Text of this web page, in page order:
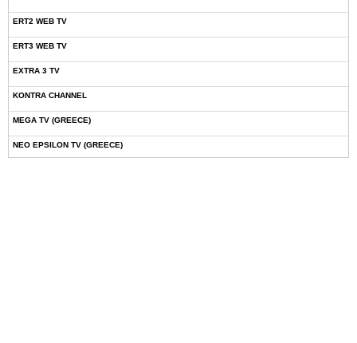
ERT2 WEB TV
ERT3 WEB TV
EXTRA 3 TV
KONTRA CHANNEL
MEGA TV (GREECE)
NEO EPSILON TV (GREECE)